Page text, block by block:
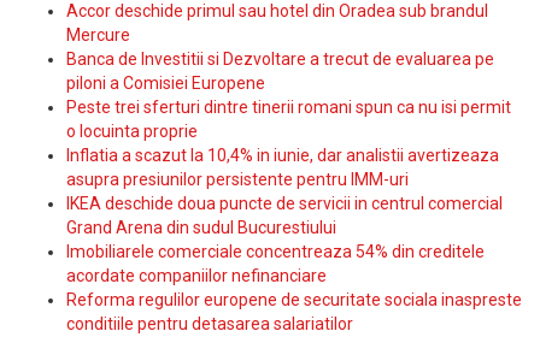
Accor deschide primul sau hotel din Oradea sub brandul
Mercure
Banca de Investitii si Dezvoltare a trecut de evaluarea pe
piloni a Comisiei Europene
Peste trei sferturi dintre tinerii romani spun ca nu isi permit
o locuinta proprie
Inflatia a scazut la 10,4% in iunie, dar analistii avertizeaza
asupra presiunilor persistente pentru IMM-uri
IKEA deschide doua puncte de servicii in centrul comercial
Grand Arena din sudul Bucurestiului
Imobiliarele comerciale concentreaza 54% din creditele
acordate companiilor nefinanciare
Reforma regulilor europene de securitate sociala inaspreste
conditiile pentru detasarea salariatilor